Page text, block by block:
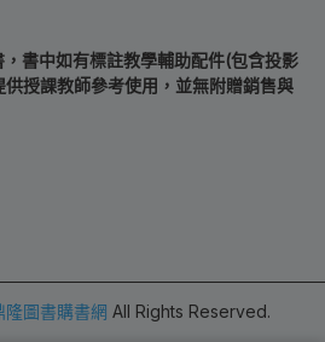
書中如有標註教學輔助配件(包含投影
供授課教師參考使用，並無附贈銷售與
圖書購書網 All Rights Reserved.